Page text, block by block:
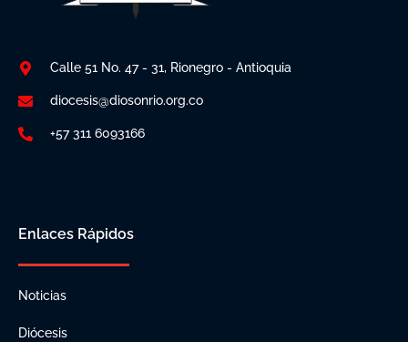
Calle 51 No. 47 - 31, Rionegro - Antioquia
diocesis@diosonrio.org.co
+57 311 6093166
Enlaces Rápidos
Noticias
Diócesis